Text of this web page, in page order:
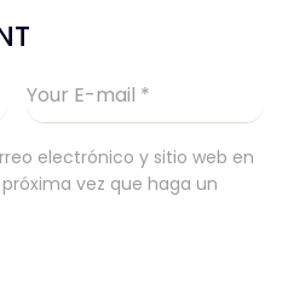
electrónico y sitio web en
vez que haga un